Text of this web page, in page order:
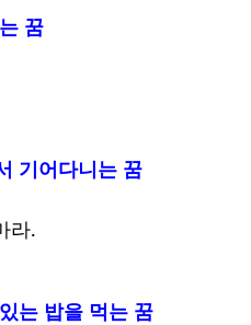
꿈
기어다니는 꿈
라.
는 밥을 먹는 꿈